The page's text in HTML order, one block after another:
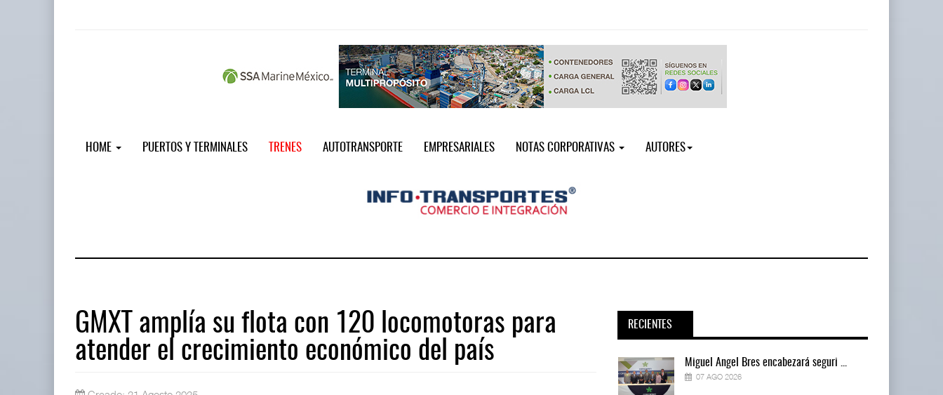
HOME PUERTOS Y TERMINALES TRENES AUTOTRANSPORTE EMPRESARIALES NOTAS CORPORATIVAS AUTORES
GMXT amplía su flota con 120 locomotoras para
atender el crecimiento económico del país
RECIENTES
Miguel Ángel Bres encabezará seguri ... Miguel Ángel Bres encabezará seguri ... Miguel Ángel Bres encabezará seguri ...
07 AGO 2026